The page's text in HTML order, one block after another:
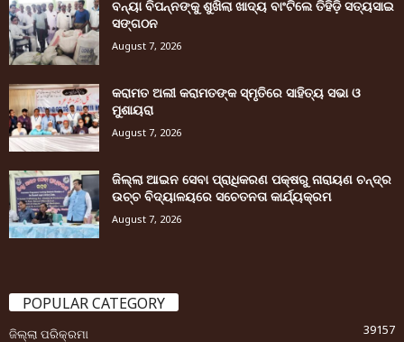
ବନ୍ୟା ବିପନ୍ନଙ୍କୁ ଶୁଖିଲା ଖାଦ୍ୟ ବାଂଟିଲେ ତିହିଡି଼ ସତ୍ୟସାଇ
ସଙ୍ଗଠନ
August 7, 2026
କରାମତ ଅଲୀ କରାମତଙ୍କ ସ୍ମୃତିରେ ସାହିତ୍ୟ ସଭା ଓ
ମୁଶାୟରା
August 7, 2026
ଜିଲ୍ଲା ଆଇନ ସେବା ପ୍ରାଧିକରଣ ପକ୍ଷରୁ ନାରାୟଣ ଚନ୍ଦ୍ର
ଉଚ୍ଚ ବିଦ୍ୟାଳୟରେ ସଚେତନତା କାର୍ଯ୍ୟକ୍ରମ
August 7, 2026
POPULAR CATEGORY
ଜିଲ୍ଲା ପରିକ୍ରମା 39157